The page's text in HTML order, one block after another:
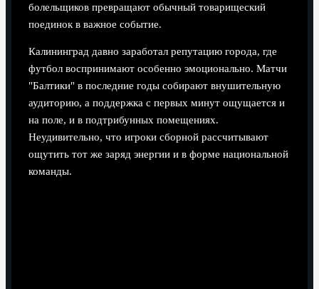
болельщиков превращают обычный товарищеский
поединок в важное событие.
Калининград давно заработал репутацию города, где
футбол воспринимают особенно эмоционально. Матчи
"Балтики" в последние годы собирают внушительную
аудиторию, а поддержка с первых минут ощущается и
на поле, и в подтрибунных помещениях.
Неудивительно, что игроки сборной рассчитывают
ощутить тот же заряд энергии и в форме национальной
команды.